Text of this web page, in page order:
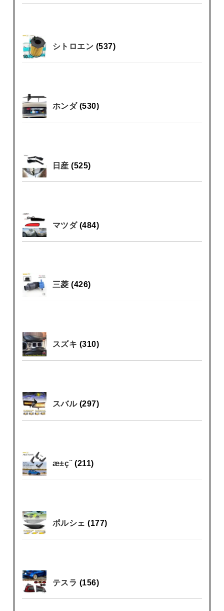
シトロエン (537)
ホンダ (530)
日産(525)
マツダ (484)
三菱(426)
スズキ (310)
スバル (297)
æ±ç¨(211)
ポルシェ(177)
テスラ (156)